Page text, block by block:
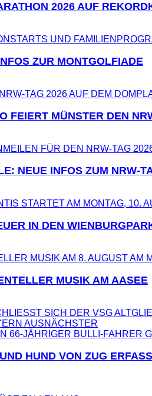
2026 AUF
ZUR MONTGOLFIADE
FEIERT MÜNSTER DEN
NEUE INFOS ZUM NRW-
IN DEN
MUSIK AM AASEE
SICH DER VSG
AUSNÄCHSTER
HUND VON ZUG